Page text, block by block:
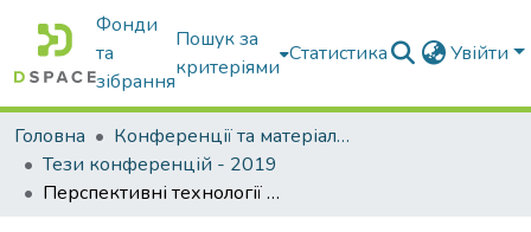
Фонди
та
зібрання
Пошук за
критеріями
Статистика Увійти
Головна
Конференції та матеріали конференцій
Тези конференцій - 2019
Перспективні технології відновлення поршнів